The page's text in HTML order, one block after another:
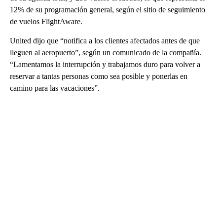
12% de su programación general, según el sitio de seguimiento
de vuelos FlightAware.
United dijo que “notifica a los clientes afectados antes de que
lleguen al aeropuerto”, según un comunicado de la compañía.
“Lamentamos la interrupción y trabajamos duro para volver a
reservar a tantas personas como sea posible y ponerlas en
camino para las vacaciones”.